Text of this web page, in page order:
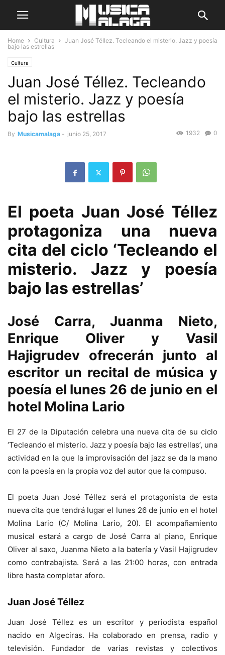
Home Cultura
Juan José Téllez. Tecleando el misterio. Jazz y poesía
bajo las estrellas
Cultura
Juan José Téllez. Tecleando
el misterio. Jazz y poesía
bajo las estrellas
By Musicamalaga - junio 25, 2017 0
1932
El poeta Juan José Téllez
protagoniza una nueva
cita del ciclo ‘Tecleando el
misterio. Jazz y poesía
bajo las estrellas’
José Carra, Juanma Nieto,
Enrique Oliver y Vasil
Hajigrudev ofrecerán junto al
escritor un recital de música y
poesía el lunes 26 de junio en el
hotel Molina Lario
El 27 de la Diputación celebra una nueva cita de su ciclo
‘Tecleando el misterio. Jazz y poesía bajo las estrellas’, una
actividad en la que la improvisación del jazz se da la mano
con la poesía en la propia voz del autor que la compuso.
El poeta Juan José Téllez será el protagonista de esta
nueva cita que tendrá lugar el lunes 26 de junio en el hotel
Molina Lario (C/ Molina Lario, 20). El acompañamiento
musical estará a cargo de José Carra al piano, Enrique
Oliver al saxo, Juanma Nieto a la batería y Vasil Hajigrudev
como contrabajista. Será a las 21:00 horas, con entrada
libre hasta completar aforo.
Juan José Téllez
Juan José Téllez es un escritor y periodista español
nacido en Algeciras. Ha colaborado en prensa, radio y
televisión. Fundador de varias revistas y colectivos